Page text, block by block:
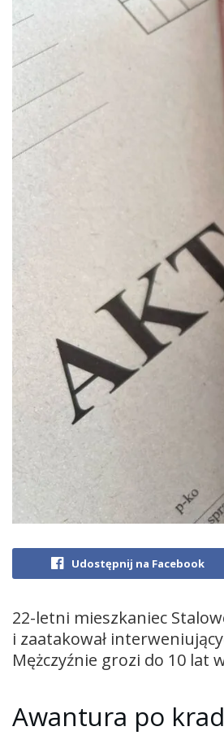
Udostępnij na Facebook
22-letni mieszkaniec
i zaatakował
Mężczyźnie grozi do 10 lat
Awantura po